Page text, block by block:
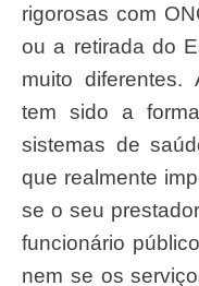
rigorosas com
ou a retirada do
muito diferentes.
tem sido a
sistemas de
que realmente
se o seu
funcionário
nem se os